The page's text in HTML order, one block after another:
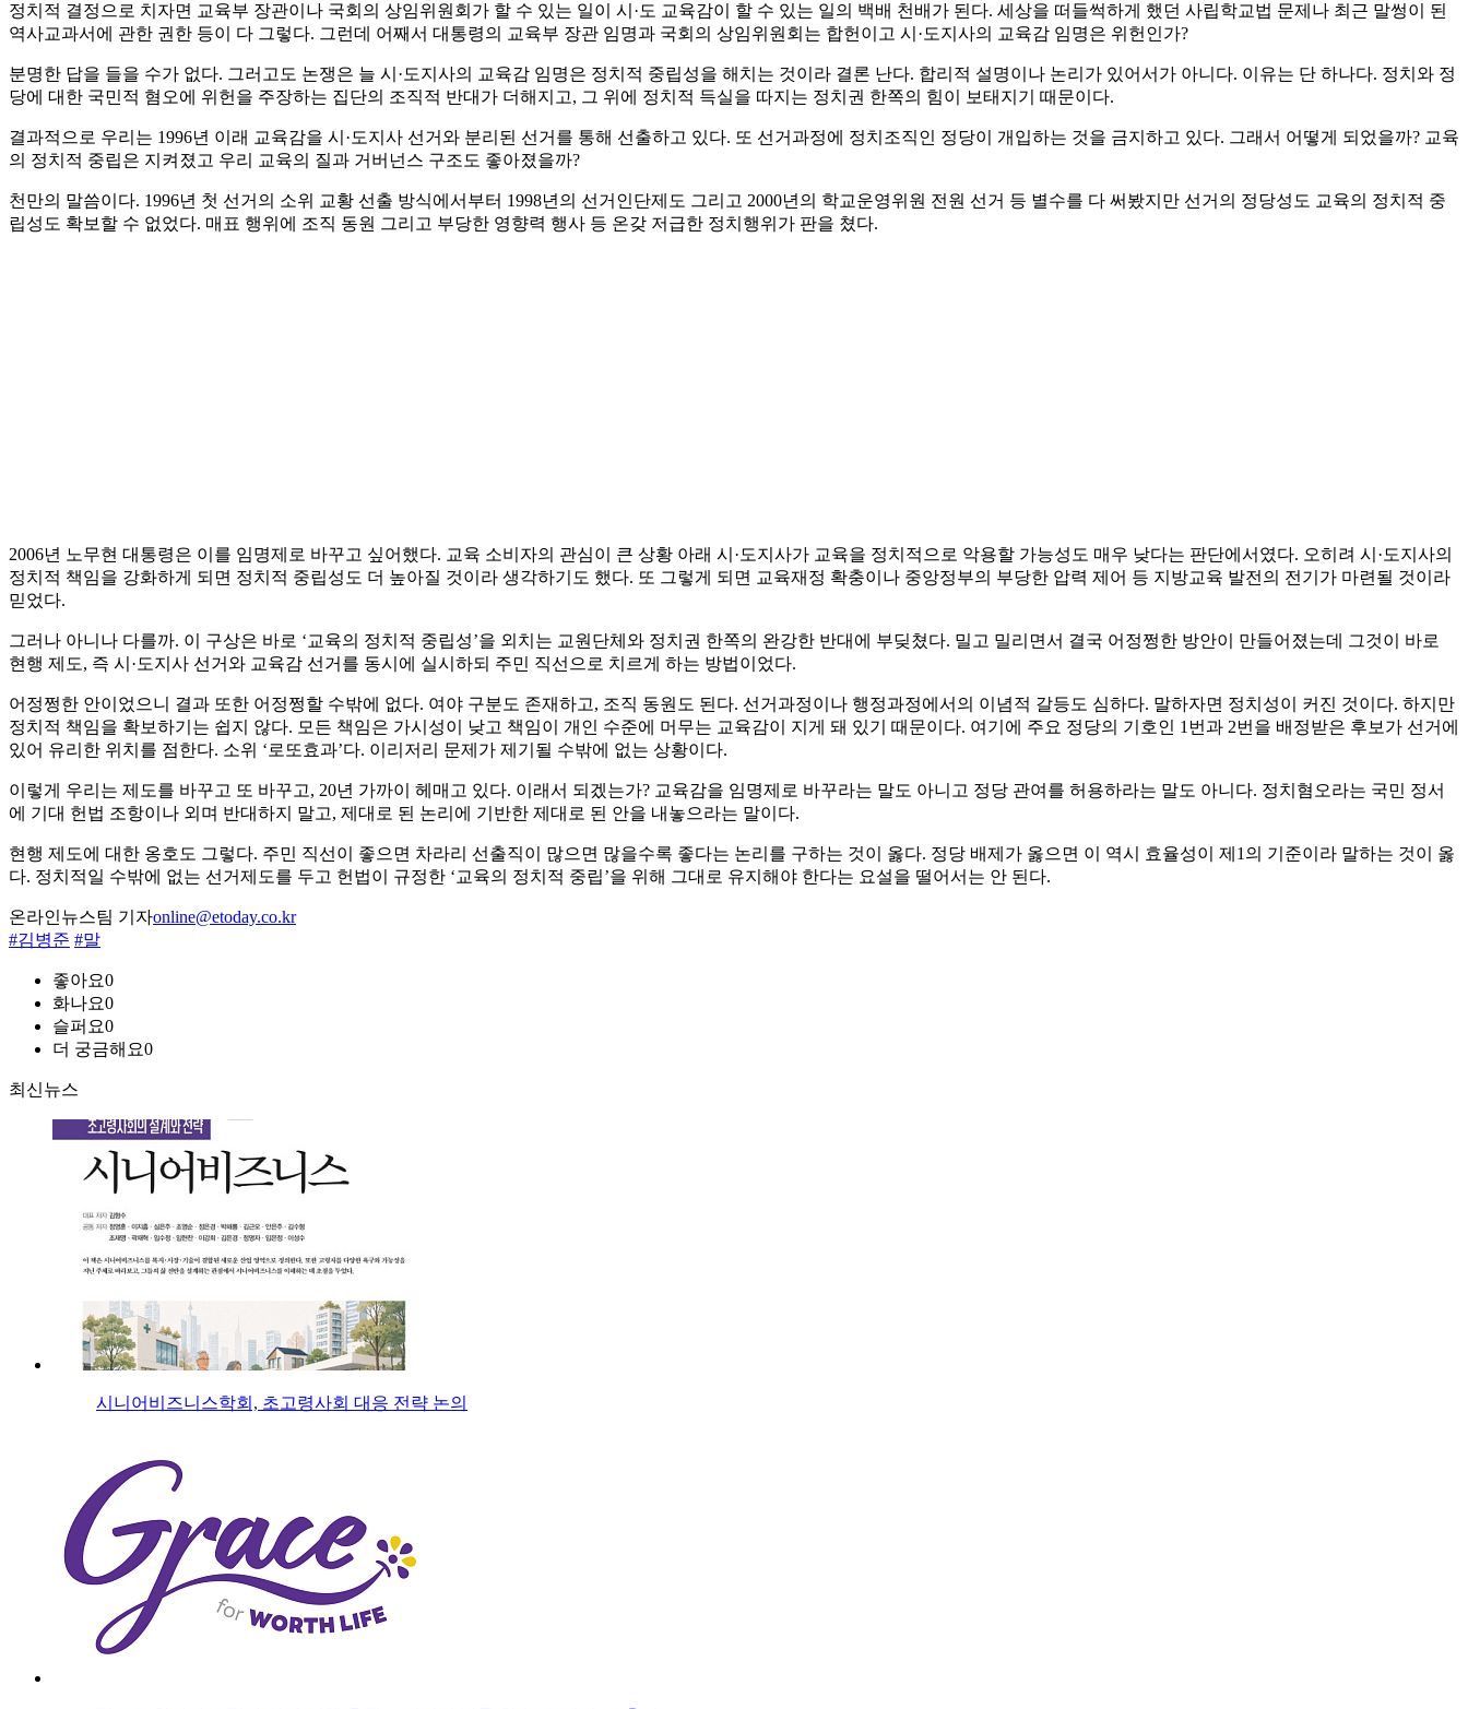
정치적 결정으로 치자면 교육부 장관이나 국회의 상임위원회가 할 수 있는 일이 시·도 교육감이 할 수 있는 일의 백배 천배가 된다. 세상을 떠들썩하게 했던 사립학교법 문제나 최근 말썽이 된
역사교과서에 관한 권한 등이 다 그렇다. 그런데 어째서 대통령의 교육부 장관 임명과 국회의 상임위원회는 합헌이고 시·도지사의 교육감 임명은 위헌인가?
분명한 답을 들을 수가 없다. 그러고도 논쟁은 늘 시·도지사의 교육감 임명은 정치적 중립성을 해치는 것이라 결론 난다. 합리적 설명이나 논리가 있어서가 아니다. 이유는 단 하나다. 정치와 정
당에 대한 국민적 혐오에 위헌을 주장하는 집단의 조직적 반대가 더해지고, 그 위에 정치적 득실을 따지는 정치권 한쪽의 힘이 보태지기 때문이다.
결과적으로 우리는 1996년 이래 교육감을 시·도지사 선거와 분리된 선거를 통해 선출하고 있다. 또 선거과정에 정치조직인 정당이 개입하는 것을 금지하고 있다. 그래서 어떻게 되었을까? 교육
의 정치적 중립은 지켜졌고 우리 교육의 질과 거버넌스 구조도 좋아졌을까?
천만의 말씀이다. 1996년 첫 선거의 소위 교황 선출 방식에서부터 1998년의 선거인단제도 그리고 2000년의 학교운영위원 전원 선거 등 별수를 다 써봤지만 선거의 정당성도 교육의 정치적 중
립성도 확보할 수 없었다. 매표 행위에 조직 동원 그리고 부당한 영향력 행사 등 온갖 저급한 정치행위가 판을 쳤다.
2006년 노무현 대통령은 이를 임명제로 바꾸고 싶어했다. 교육 소비자의 관심이 큰 상황 아래 시·도지사가 교육을 정치적으로 악용할 가능성도 매우 낮다는 판단에서였다. 오히려 시·도지사의
정치적 책임을 강화하게 되면 정치적 중립성도 더 높아질 것이라 생각하기도 했다. 또 그렇게 되면 교육재정 확충이나 중앙정부의 부당한 압력 제어 등 지방교육 발전의 전기가 마련될 것이라
믿었다.
그러나 아니나 다를까. 이 구상은 바로 ‘교육의 정치적 중립성’을 외치는 교원단체와 정치권 한쪽의 완강한 반대에 부딪쳤다. 밀고 밀리면서 결국 어정쩡한 방안이 만들어졌는데 그것이 바로
현행 제도, 즉 시·도지사 선거와 교육감 선거를 동시에 실시하되 주민 직선으로 치르게 하는 방법이었다.
어정쩡한 안이었으니 결과 또한 어정쩡할 수밖에 없다. 여야 구분도 존재하고, 조직 동원도 된다. 선거과정이나 행정과정에서의 이념적 갈등도 심하다. 말하자면 정치성이 커진 것이다. 하지만
정치적 책임을 확보하기는 쉽지 않다. 모든 책임은 가시성이 낮고 책임이 개인 수준에 머무는 교육감이 지게 돼 있기 때문이다. 여기에 주요 정당의 기호인 1번과 2번을 배정받은 후보가 선거에
있어 유리한 위치를 점한다. 소위 ‘로또효과’다. 이리저리 문제가 제기될 수밖에 없는 상황이다.
이렇게 우리는 제도를 바꾸고 또 바꾸고, 20년 가까이 헤매고 있다. 이래서 되겠는가? 교육감을 임명제로 바꾸라는 말도 아니고 정당 관여를 허용하라는 말도 아니다. 정치혐오라는 국민 정서
에 기대 헌법 조항이나 외며 반대하지 말고, 제대로 된 논리에 기반한 제대로 된 안을 내놓으라는 말이다.
현행 제도에 대한 옹호도 그렇다. 주민 직선이 좋으면 차라리 선출직이 많으면 많을수록 좋다는 논리를 구하는 것이 옳다. 정당 배제가 옳으면 이 역시 효율성이 제1의 기준이라 말하는 것이 옳
다. 정치적일 수밖에 없는 선거제도를 두고 헌법이 규정한 ‘교육의 정치적 중립’을 위해 그대로 유지해야 한다는 요설을 떨어서는 안 된다.
온라인뉴스팀 기자online@etoday.co.kr
#김병준 #말
좋아요0
화나요0
슬퍼요0
더 궁금해요0
최신뉴스
시니어비즈니스학회, 초고령사회 대응 전략 논의